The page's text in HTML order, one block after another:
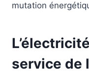
mutation
service de